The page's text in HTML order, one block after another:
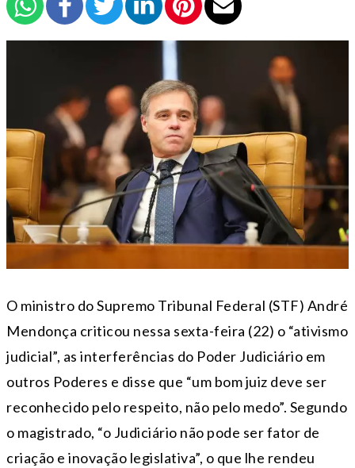
O ministro do Supremo Tribunal Federal (STF) André
Mendonça criticou nessa sexta-feira (22) o “ativismo
judicial”, as interferências do Poder Judiciário em
outros Poderes e disse que “um bom juiz deve ser
reconhecido pelo respeito, não pelo medo”. Segundo
o magistrado, “o Judiciário não pode ser fator de
criação e inovação legislativa”, o que lhe rendeu